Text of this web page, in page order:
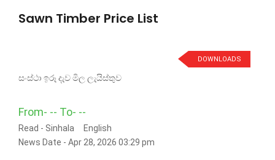
Sawn Timber Price List
DOWNLOADS
සංස්ථා ඉරූ දැව මිල ලැයිස්තුව
From- -- To- --
Read - Sinhala
English
News Date - Apr 28, 2026 03:29 pm